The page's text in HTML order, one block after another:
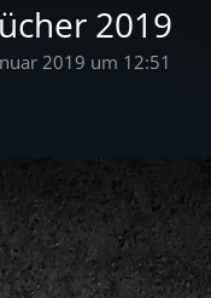
2019
2019 um 12:51